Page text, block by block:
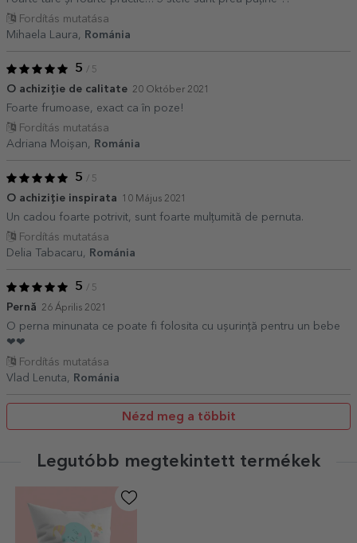
Fordítás mutatása
Mihaela Laura,
Románia
5 / 5
O achiziție de calitate 20 Október 2021
Foarte frumoase, exact ca în poze!
Fordítás mutatása
Adriana Moișan,
Románia
5 / 5
O achiziție inspirata 10 Május 2021
Un cadou foarte potrivit, sunt foarte mulțumită de pernuta.
Fordítás mutatása
Delia Tabacaru,
Románia
5 / 5
Pernă 26 Április 2021
O perna minunata ce poate fi folosita cu ușurință pentru un bebe
❤❤
Fordítás mutatása
Vlad Lenuta,
Románia
Nézd meg a többit
Legutóbb megtekintett termékek